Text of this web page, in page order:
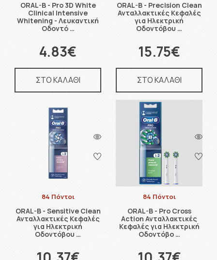
ORAL-B - Pro 3D White
Clinical Intensive
Whitening - Λευκαντική
Οδοντό …
4.83€
ΣΤΟ ΚΑΛΑΘΙ
ORAL-B - Precision Clean
Ανταλλακτικές Κεφαλές
για Ηλεκτρική
Οδοντόβου …
15.75€
ΣΤΟ ΚΑΛΑΘΙ
84 Πόντοι
ORAL-B - Sensitive Clean
Ανταλλακτικές Κεφαλές
για Ηλεκτρική
Οδοντόβου …
84 Πόντοι
ORAL-B - Pro Cross
Action Ανταλλακτικές
Κεφαλές για Ηλεκτρική
Οδοντόβο …